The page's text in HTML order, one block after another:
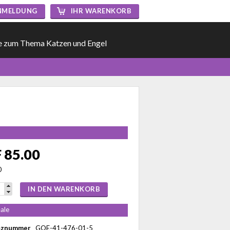
IHR WARENKORB
Thema Katzen und Engel
85.00
IN DEN WARENKORB
GOE-41-476-01-5